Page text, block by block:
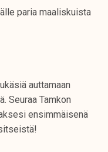
paria maaliskuista
auttamaan
Seuraa Tamkon
ensimmäisenä